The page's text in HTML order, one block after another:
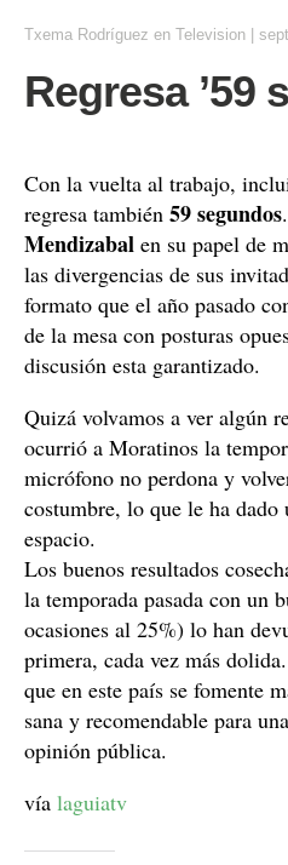
Txema Rodríguez en Television
Regresa ’59
Con la vuelta al trabajo,
regresa también 59 segundos
Mendizabal en su papel de
las divergencias de sus
formato que el año pasado
de la mesa con posturas
discusión esta garantizado.
Quizá volvamos a ver algún
ocurrió a Moratinos la
micrófono no perdona y
costumbre, lo que le ha
espacio.
Los buenos resultados
la temporada pasada con un
ocasiones al 25%) lo han
primera, cada vez más
que en este país se fomente
sana y recomendable para
opinión pública.
vía laguiatv